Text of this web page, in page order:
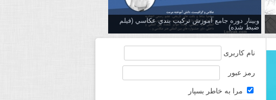
وبینار دوره جامع آموزش تركيب بندي عكاسي (فیلم
ضبط شده)
نام کاربری
رمز عبور
مرا به خاطر بسپار